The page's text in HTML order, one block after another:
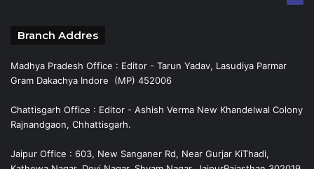
Branch Addres
Madhya Pradesh Office : Editor - Tarun Yadav, Lasudiya Parmar
Gram Dakachya Indore (MP) 452006
Chattisgarh Office : Editor - Ashish Verma New Khandelwal Colony
Rajnandgaon, Chhattisgarh.
Jaipur Office : 603, New Sanganer Rd, Near Gurjar KiThadi,